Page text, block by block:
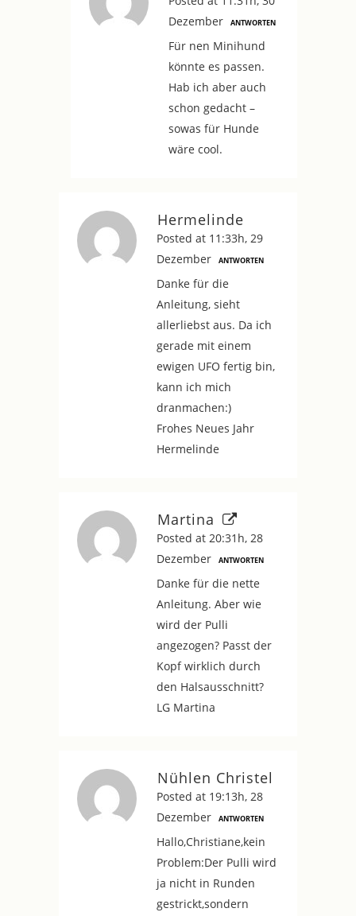
Dezember
ANTWORTEN
Für nen Minihund
könnte es passen.
Hab ich aber auch
schon gedacht –
sowas für Hunde
wäre cool.
Hermelinde
Posted at 11:33h, 29
Dezember
ANTWORTEN
Danke für die
Anleitung, sieht
allerliebst aus. Da ich
gerade mit einem
ewigen UFO fertig bin,
kann ich mich
dranmachen:)
Frohes Neues Jahr
Hermelinde
Martina
Posted at 20:31h, 28
Dezember
ANTWORTEN
Danke für die nette
Anleitung. Aber wie
wird der Pulli
angezogen? Passt der
Kopf wirklich durch
den Halsausschnitt?
LG Martina
Nühlen Christel
Posted at 19:13h, 28
Dezember
ANTWORTEN
Hallo,Christiane,kein
Problem:Der Pulli wird
ja nicht in Runden
gestrickt,sondern